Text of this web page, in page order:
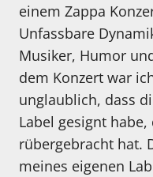
einem Zappa
Unfassbare
Musiker, Humor
dem Konzert war
unglaublich, dass
Label gesignt
rübergebracht hat.
meines eigenen